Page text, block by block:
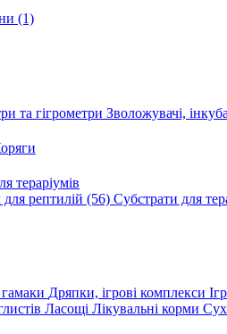
(1)
та гігрометри Зволожувачі,
тераріумів
рептилій (56) Субстрати для
Дряпки, ігрові комплекси
Ласощі Лікувальні корми